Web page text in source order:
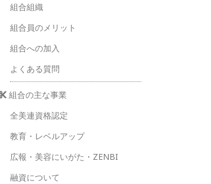
組合組織
組合員のメリット
組合への加入
よくある質問
組合の主な事業
全美連資格認定
教育・レベルアップ
広報・美容にいがた・ZENBI
融資について